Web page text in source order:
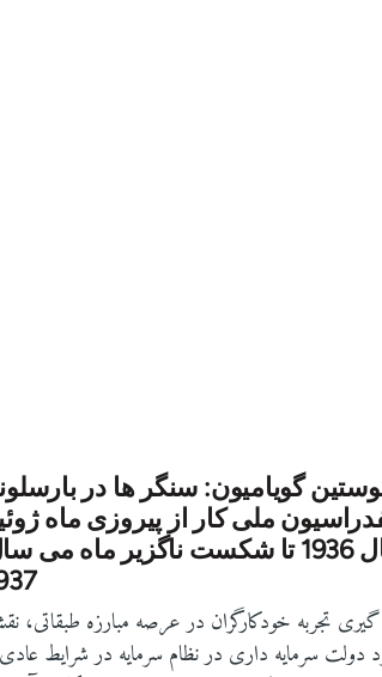
گویامیون: سنگر ها در
ملی کار از پیروزی ماه
سال 1936 تا شکست ناگزیر ماه می
تجربه خودکارگران در عرصه مبارزه طبقاتی،
دولت سرمایه داری در نظام سرمایه در شرایط